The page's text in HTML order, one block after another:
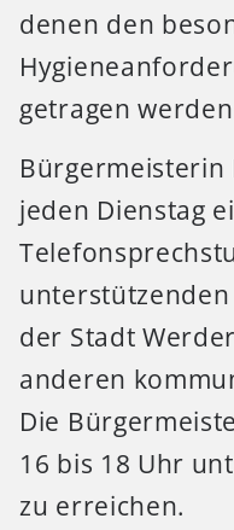
denen den
getragen
Bürgermeisterin
jeden Dienstag
der Stadt
anderen
Die
16 bis 18 Uhr
zu erreichen.